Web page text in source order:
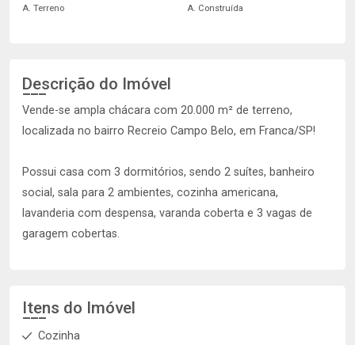
A. Terreno A. Construída
Descrição do Imóvel
Vende-se ampla chácara com 20.000 m² de terreno,
localizada no bairro Recreio Campo Belo, em Franca/SP!
Possui casa com 3 dormitórios, sendo 2 suítes, banheiro
social, sala para 2 ambientes, cozinha americana,
lavanderia com despensa, varanda coberta e 3 vagas de
garagem cobertas.
Itens do Imóvel
Cozinha